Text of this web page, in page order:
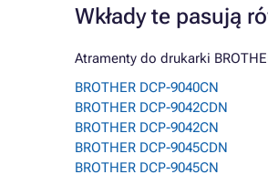
Wkłady te pasują
Atramenty do drukarki
BROTHER DCP-9040CN
BROTHER DCP-9042CDN
BROTHER DCP-9042CN
BROTHER DCP-9045CDN
BROTHER DCP-9045CN